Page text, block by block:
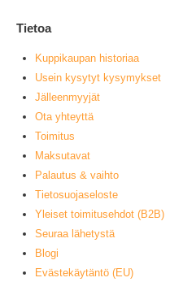
Tietoa
Kuppikaupan historiaa
Usein kysytyt kysymykset
Jälleenmyyjät
Ota yhteyttä
Toimitus
Maksutavat
Palautus & vaihto
Tietosuojaseloste
Yleiset toimitusehdot (B2B)
Seuraa lähetystä
Blogi
Evästekäytäntö (EU)